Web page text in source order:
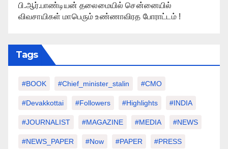
பி.ஆர்.பாண்டியன் தலைமையில் சென்னையில்
விவசாயிகள் மாபெரும் உண்ணாவிரத போராட்டம் !
Tags
#BOOK #chief_minister_stalin #CMO
#devakkottai #followers #highlights #INDIA
#JOURNALIST #MAGAZINE #MEDIA #NEWS
#NEWS_PAPER #Now #PAPER #PRESS